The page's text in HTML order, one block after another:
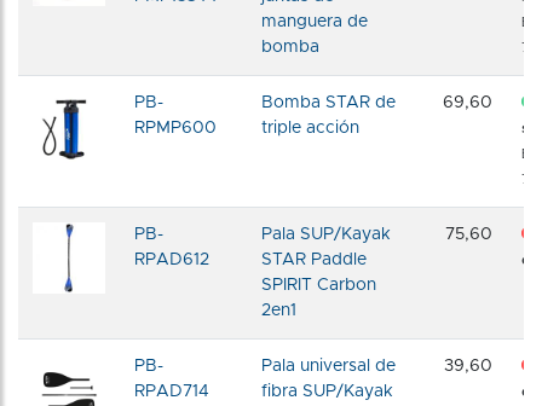
manguera de
bomba
72
PB-
RPMP600
Bomba STAR de
triple acción
69,60
72
PB-
RPAD612
Pala SUP/Kayak
STAR Paddle
SPIRIT Carbon
2en1
75,60
PB-
RPAD714
Pala universal de
fibra SUP/Kayak
39,60